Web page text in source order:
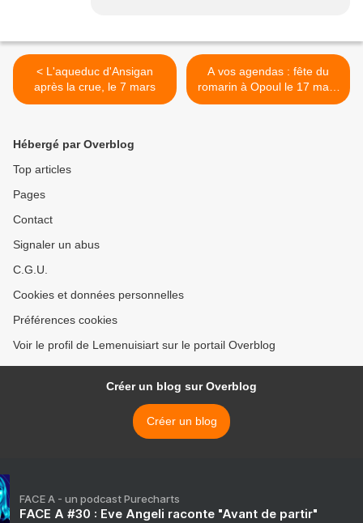
< L'aqueduc d'Ansigan
après la crue, le 7 mars
A vos agendas : fête du
romarin à Opoul le 17 mars
2013 >
Hébergé par Overblog
Top articles
Pages
Contact
Signaler un abus
C.G.U.
Cookies et données personnelles
Préférences cookies
Voir le profil de Lemenuisiart sur le portail Overblog
Créer un blog sur Overblog
Créer un blog
FACE A - un podcast Purecharts
FACE A #30 : Eve Angeli raconte "Avant de partir"